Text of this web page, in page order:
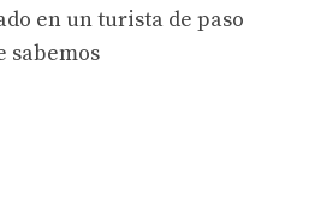
en un turista de paso
sabemos